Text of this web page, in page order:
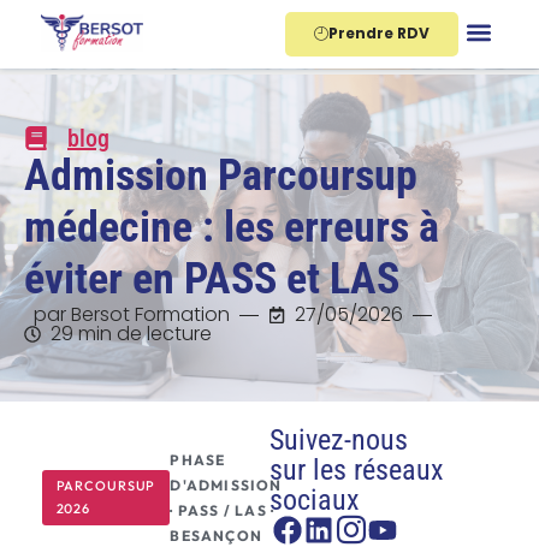
Aller
Prendre RDV
blog
Admission Parcoursup
médecine : les erreurs à
éviter en PASS et LAS
par Bersot Formation 27/05/2026
29 min de lecture
PARCOURSUP
2026
PHASE
D'ADMISSION
· PASS / LAS ·
BESANÇON
Suivez-nous
sur les réseaux
sociaux